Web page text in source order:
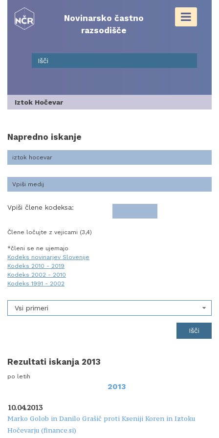
content
Novinarsko častno
razsodišče
Iztok Hočevar
Napredno iskanje
Vpiši člene kodeksa:
Člene ločujte z vejicami (3,4)
*členi se ne ujemajo
Kodeks novinarjev Slovenije
Kodeks 2010 - 2019
Kodeks 2002 - 2010
Kodeks 1991 - 2002
Vsi primeri
Rezultati iskanja 2013
po letih
2013
10.04.2013
Marko Golob in Danilo Grašič proti Kseniji Koren in Iztoku
Hočevarju (finance.si)